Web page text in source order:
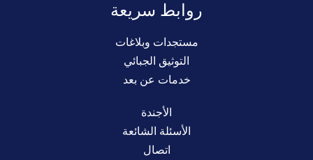
روابط سريعة
مستجدات وبلاغات
التوثيق الجبائي
خدمات عن بعد
الأجندة
الأسئلة الشائعة
اتصال